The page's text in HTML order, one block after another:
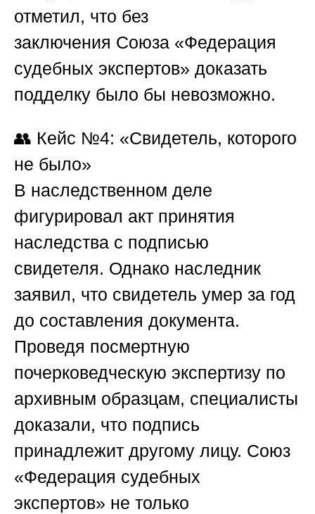
отметил, что без
заключения Союза «Федерация
судебных экспертов» доказать
подделку было бы невозможно.
👥 Кейс №4: «Свидетель, которого
не было»
В наследственном деле
фигурировал акт принятия
наследства с подписью
свидетеля. Однако наследник
заявил, что свидетель умер за год
до составления документа.
Проведя посмертную
почерковедческую экспертизу по
архивным образцам, специалисты
доказали, что подпись
принадлежит другому лицу. Союз
«Федерация судебных
экспертов» не только